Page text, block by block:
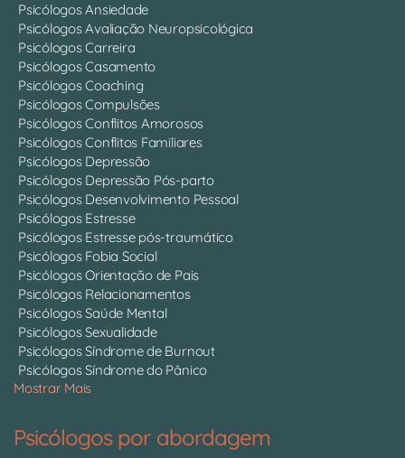
Psicólogos Ansiedade
Psicólogos Avaliação Neuropsicológica
Psicólogos Carreira
Psicólogos Casamento
Psicólogos Coaching
Psicólogos Compulsões
Psicólogos Conflitos Amorosos
Psicólogos Conflitos Familiares
Psicólogos Depressão
Psicólogos Depressão Pós-parto
Psicólogos Desenvolvimento Pessoal
Psicólogos Estresse
Psicólogos Estresse pós-traumático
Psicólogos Fobia Social
Psicólogos Orientação de Pais
Psicólogos Relacionamentos
Psicólogos Saúde Mental
Psicólogos Sexualidade
Psicólogos Síndrome de Burnout
Psicólogos Síndrome do Pânico
Mostrar Mais
Psicólogos por abordagem